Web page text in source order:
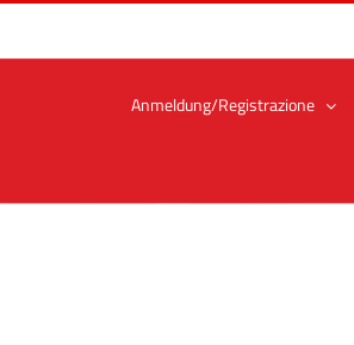
Anmeldung/Registrazione